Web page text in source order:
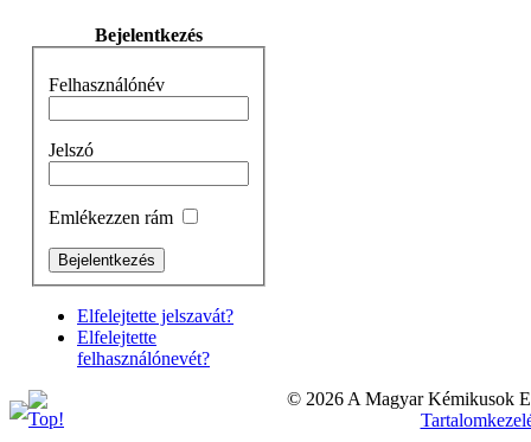
Bejelentkezés
Felhasználónév
Jelszó
Emlékezzen rám
Elfelejtette jelszavát?
Elfelejtette
felhasználónevét?
© 2026 A Magyar Kémikusok